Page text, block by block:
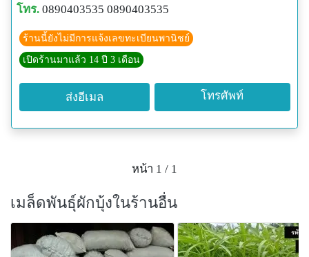
โทร. 0890403535 0890403535
ร้านนี้ยังไม่มีการแจ้งเลขทะเบียนพานิชย์
เปิดร้านมาแล้ว 14 ปี 3 เดือน
ส่งอีเมล โทรศัพท์
หน้า 1 / 1
เมล็ดพันธุ์ผักบุ้งในร้านอื่น